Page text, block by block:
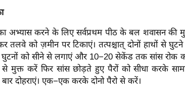
अभ्यास करने के लिए सर्वप्रथम पीठ के बल शवासन की
तलवे को ज़मीन पर टिकाएं। तत्पश्चात् दोनों हाथों से
को सीने से लगाएं और 10−20 सेकेंड तक सांस रोक
से मुक्त करें फिर सांस छोड़ते हुए पैरों को सीधा करके
बार दोहराएं। एक−एक करके दोनो पैरो से करें।